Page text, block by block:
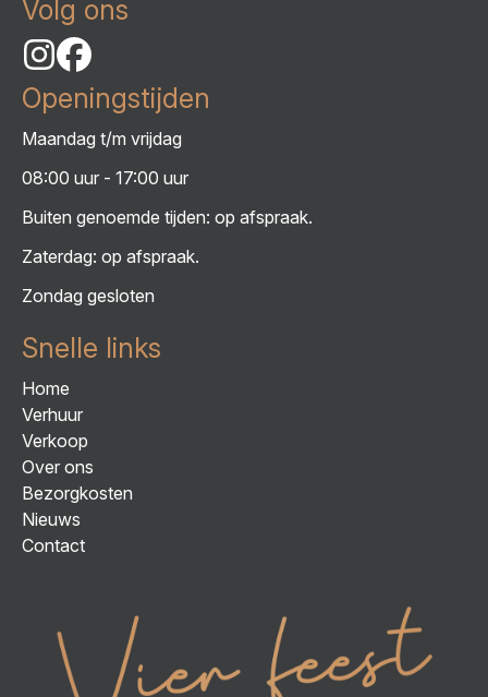
Volg ons
Openingstijden
Maandag t/m vrijdag
08:00 uur - 17:00 uur
Buiten genoemde tijden: op afspraak.
Zaterdag: op afspraak.
Zondag gesloten
Snelle links
Home
Verhuur
Verkoop
Over ons
Bezorgkosten
Nieuws
Contact